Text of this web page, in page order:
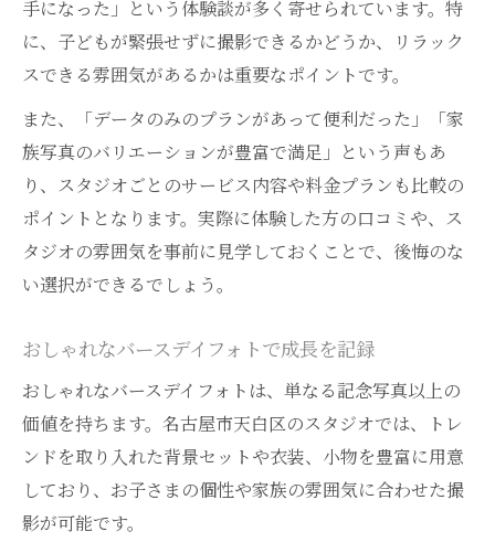
名古屋で人気のファミリーフォト活用アイデア
バースデイフォトを家族の記念に活用する
方法
ファミリーフォトで手作りアルバムを作ろう
成長記録に最適な名古屋フォトスタジオ活
用術
リーズナブルに叶う家族写真の楽しみ方
おしゃれな家族写真を日常に取り入れるコ
子どもの成長を美しく残すバースデイフォトの
魅力
バースデイフォトで子どもの成長を美しく
記録
ファミリーフォトと一緒に残す成長の証し
方
手になった」という体験談が多く寄せられています。特
に、子どもが緊張せずに撮影できるかどうか、リラック
スできる雰囲気があるかは重要なポイントです。
また、「データのみのプランがあって便利だった」「家
族写真のバリエーションが豊富で満足」という声もあ
り、スタジオごとのサービス内容や料金プランも比較の
ポイントとなります。実際に体験した方の口コミや、ス
タジオの雰囲気を事前に見学しておくことで、後悔のな
い選択ができるでしょう。
おしゃれなバースデイフォトで成長を記録
おしゃれなバースデイフォトは、単なる記念写真以上の
価値を持ちます。名古屋市天白区のスタジオでは、トレ
ンドを取り入れた背景セットや衣装、小物を豊富に用意
しており、お子さまの個性や家族の雰囲気に合わせた撮
影が可能です。